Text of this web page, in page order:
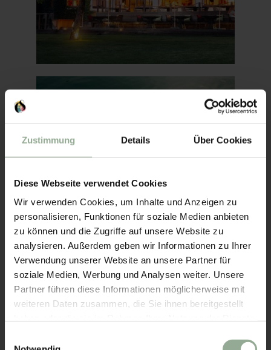
Zustimmung Details Über Cookies
Diese Webseite verwendet Cookies
Wir verwenden Cookies, um Inhalte und Anzeigen zu
personalisieren, Funktionen für soziale Medien anbieten
zu können und die Zugriffe auf unsere Website zu
analysieren. Außerdem geben wir Informationen zu Ihrer
Verwendung unserer Website an unsere Partner für
soziale Medien, Werbung und Analysen weiter. Unsere
Partner führen diese Informationen möglicherweise mit
weiteren Daten zusammen, die Sie ihnen bereitgestellt